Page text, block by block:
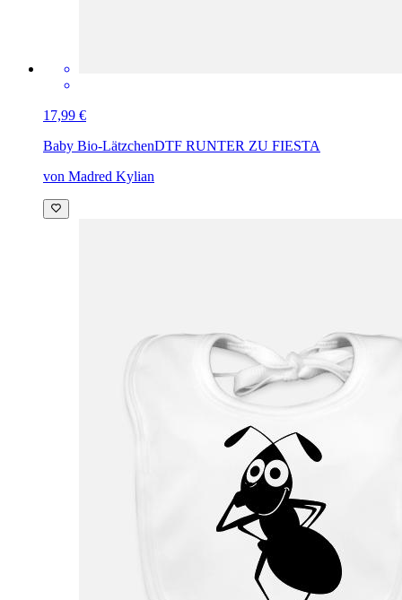
17,99 €
Baby Bio-LätzchenDTF RUNTER ZU FIESTA
von Madred Kylian